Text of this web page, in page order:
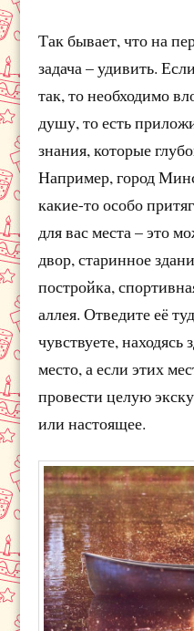
Так бывает, что на
задача – удивить.
так, то необходимо
душу, то есть
знания, которые
Например, город
какие-то особо
для вас места – это
двор, старинное
постройка,
аллея. Отведите её
чувствуете, находясь
место, а если этих
провести целую
или настоящее.